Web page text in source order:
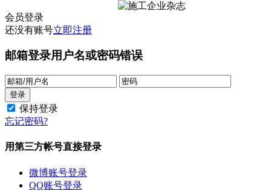
会员登录
还没有账号立即注册
邮箱登录用户名或密码错误
保持登录
忘记密码?
用第三方帐号直接登录
微博账号登录
QQ账号登录